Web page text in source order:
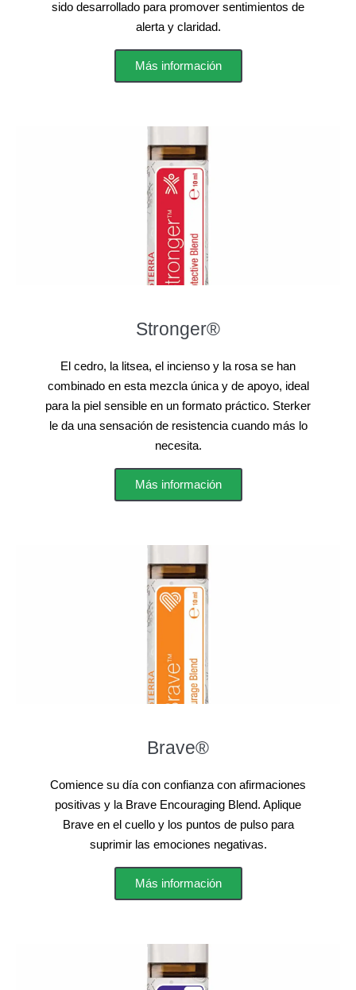
sido desarrollado para promover sentimientos de
alerta y claridad.
Más información
Stronger®
El cedro, la litsea, el incienso y la rosa se han
combinado en esta mezcla única y de apoyo, ideal
para la piel sensible en un formato práctico. Sterker
le da una sensación de resistencia cuando más lo
necesita.
Más información
Brave®
Comience su día con confianza con afirmaciones
positivas y la Brave Encouraging Blend. Aplique
Brave en el cuello y los puntos de pulso para
suprimir las emociones negativas.
Más información